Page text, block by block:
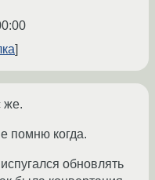
же.
помню когда.
обновлять